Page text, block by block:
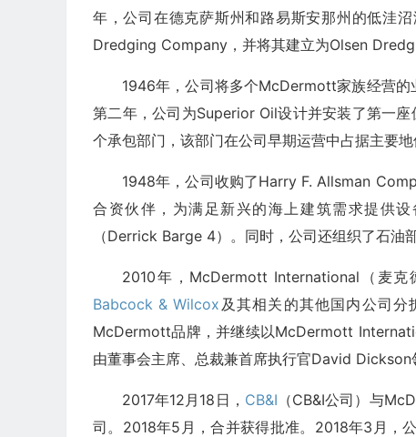
年，公司在德克萨斯州和路易斯安那州的低洼
Dredging Company，并将其建立为Olsen
1946年，公司将多个McDermott家族经营的
第二年，公司为Superior Oil设计并安装了第一
个承包部门，该部门在公司早期运营中占据主要地
1948年，公司收购了Harry F. Allsman
合资伙伴，为满足新兴的海上建筑需求提供
（Derrick Barge 4）。同时，公司还组织了石油部
2010年，McDermott International（麦
Babcock & Wilcox 及其相关的其他国内公司
McDermott品牌，并继续以McDermott
由董事会主席、总裁兼首席执行官David Dickson
2017年12月18日， CB&I （CB&I公司）与
司。2018年5月，合并获得批准。2018年3月，